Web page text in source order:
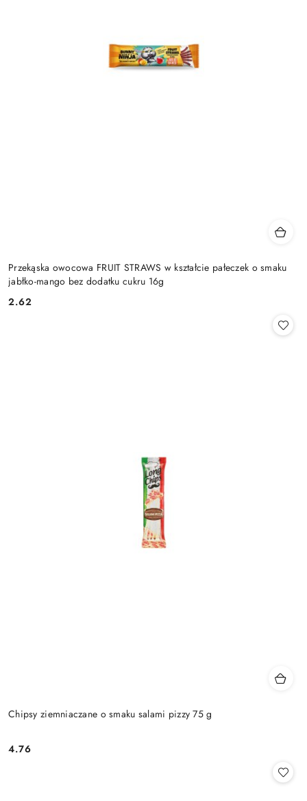
Przekąska owocowa FRUIT STRAWS w kształcie pałeczek o smaku
jabłko-mango bez dodatku cukru 16g
Cena:
2.62
Chipsy ziemniaczane o smaku salami pizzy 75 g
Cena:
4.76